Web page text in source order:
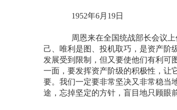
1952年6月19日
周恩来在全国统战部长会议上
己、唯利是图、投机取巧，是资产阶
发展受到限制，但又要使他们有利可
一面，要发挥资产阶级的积极性，让
要。我们一定要非常坚决又非常稳当
途，忘掉坚定的方针，盲目地只顾眼